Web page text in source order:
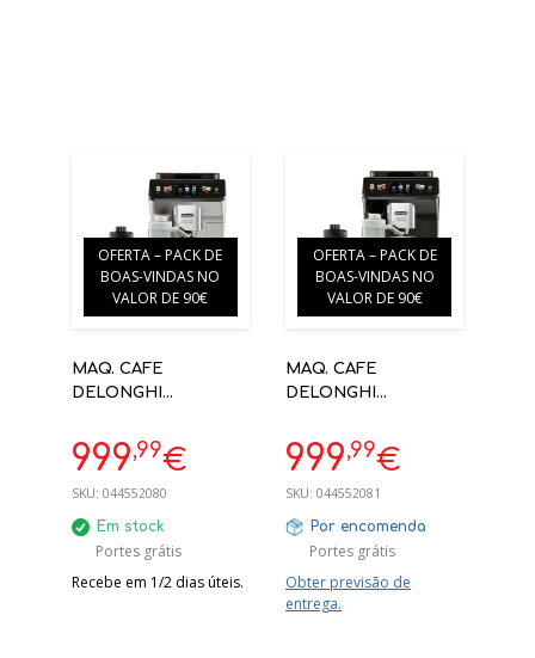
OFERTA – PACK DE
BOAS-VINDAS NO
VALOR DE 90€
MAQ. CAFE
DELONGHI
ELETTA EXPLORE - 19
BAR - 13 NÍVEIS DE
MOAGEM - RECEITAS
999,99€
SKU: 044552080
Em stock
Portes grátis
Recebe em 1/2 dias úteis.
OFERTA – PACK DE
BOAS-VINDAS NO
VALOR DE 90€
MAQ. CAFE
DELONGHI
ELETTA EXPLORE - 19
BAR - 13 NÍVEIS DE
MOAGEM - RECEITAS
999,99€
SKU: 044552081
Por encomenda
Portes grátis
Obter previsão de
entrega.